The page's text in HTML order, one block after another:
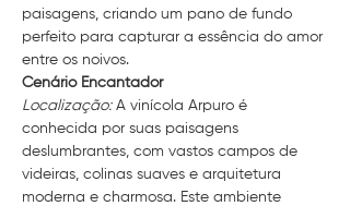
paisagens, criando um pano de fundo
perfeito para capturar a essência do amor
entre os noivos.
Cenário Encantador
Localização: A vinícola Arpuro é
conhecida por suas paisagens
deslumbrantes, com vastos campos de
videiras, colinas suaves e arquitetura
moderna e charmosa. Este ambiente